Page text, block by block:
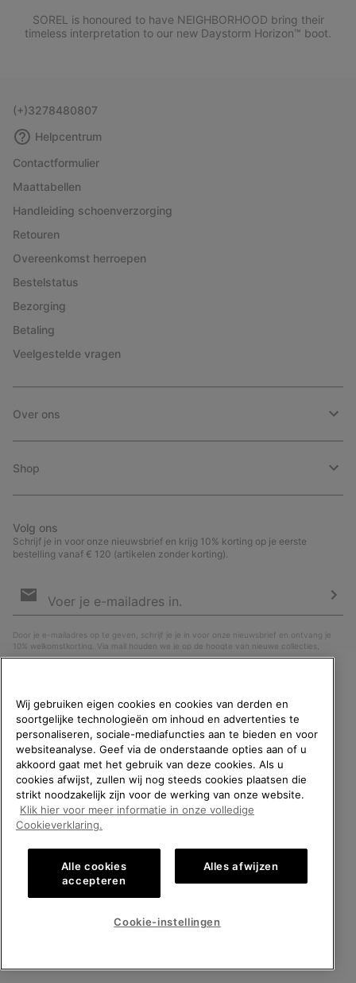
SOREL is honoured to have NEIGHBORHOOD bring their
timeless interpretation to our new Daystorm Horizon™ boot.
(+)3278480807
Helpcentrum
Contactformulier
Maattabellen
Handleiding schoenverzorging
Retouren
Overeenkomst herroepen
Bestelstatus
Bezorging
Betaling
Veelgestelde vragen
Over ons
Shop
Volg ons
Schrijf je in voor onze nieuwsbrief en krijg 10% korting op je eerste
bestelling vanaf € 120 (artikelen zonder korting).
voor
Door je e-mailadres op te geven, schrijf je je in voor onze nieuwsbrief en ontvang je
10% welkomstkorting. Via mail houden we je op de hoogte van nieuwe collecties,
aanbiedingen en evenementen. In onzePrivacyverklaringlees je hoe we je gegevens
België (Nederlands) | English ›| français ›
2026SOREL. All rights reserved.
Privacybeleid Gebruiksvoorwaarden Verkoopvoorwaarden
Garantie Cookies Impressum
WELKOM BIJ SOREL.
SELECTEER JE
VERZENDLOCATIE.
Online shoppen beschikbaar
United States
Online
Belgium-Français
Online
Belgium-Dutch
ALLE LOCATIES BEKIJKEN
Wij gebruiken eigen cookies en cookies van derden en
soortgelijke technologieën om inhoud en advertenties te
personaliseren, sociale-mediafuncties aan te bieden en voor
websiteanalyse. Geef via de onderstaande opties aan of u
akkoord gaat met het gebruik van deze cookies. Als u
cookies afwijst, zullen wij nog steeds cookies plaatsen die
strikt noodzakelijk zijn voor de werking van onze website.
Klik hier voor meer informatie in onze volledige
Cookieverklaring.
Alle cookies
accepteren
Alles afwijzen
Cookie-instellingen